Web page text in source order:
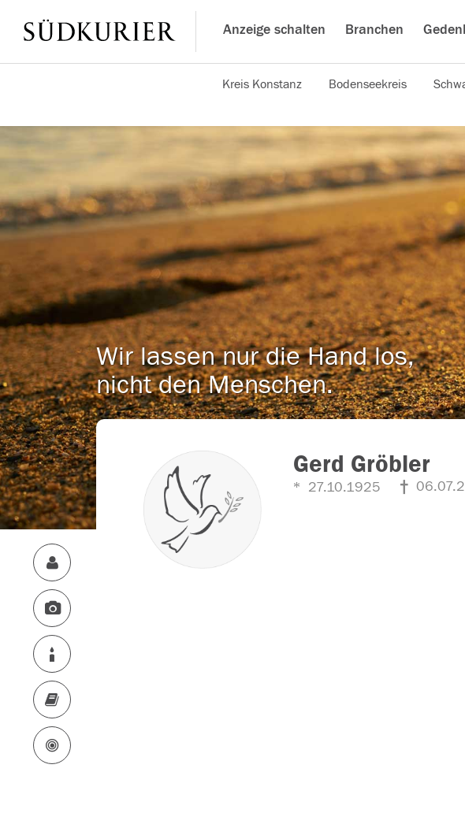
Anzeige schalten Branchen
Kreis Konstanz Bodenseekreis
Wir lassen nur die Hand los,
nicht den Menschen.
Gerd Gröbler
27.10.1925